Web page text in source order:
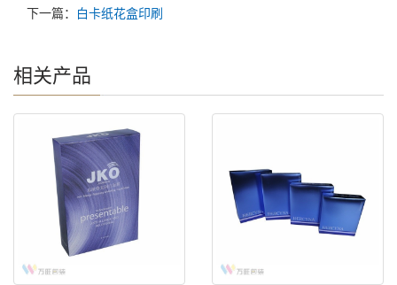
下一篇：
白卡纸花盒印刷
相关产品